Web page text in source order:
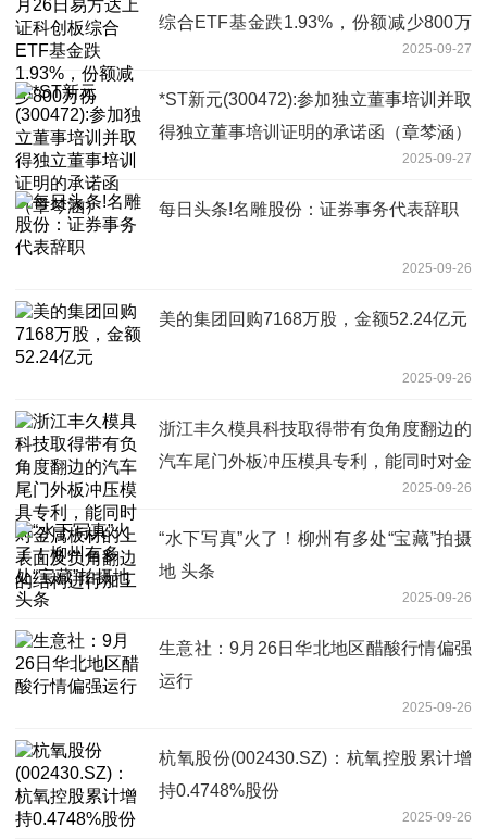
综合ETF基金跌1.93%，份额减少800万
2025-09-27
*ST新元(300472):参加独立董事培训并取
得独立董事培训证明的承诺函（章棽涵）
2025-09-27
每日头条!名雕股份：证券事务代表辞职
2025-09-26
美的集团回购7168万股，金额52.24亿元
2025-09-26
浙江丰久模具科技取得带有负角度翻边的
汽车尾门外板冲压模具专利，能同时对金
属板材的上表面及负角翻边的结构进行加
工
2025-09-26
“水下写真”火了！柳州有多处“宝藏”拍摄
地 头条
2025-09-26
生意社：9月26日华北地区醋酸行情偏强
运行
2025-09-26
杭氧股份(002430.SZ)：杭氧控股累计增
持0.4748%股份
2025-09-26